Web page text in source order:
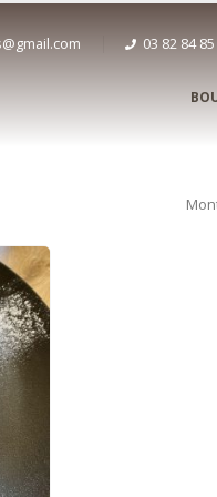
03 82 84